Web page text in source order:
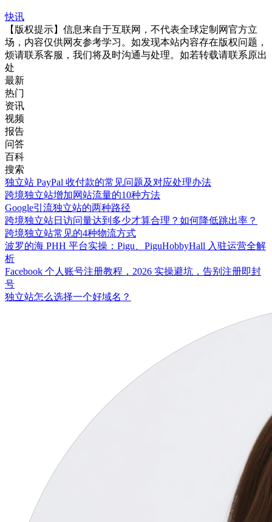
快讯
【版权提示】信息来自于互联网，不代表全球定制网官方立
场，内容仅供网友参考学习。如发现本站内容存在版权问题，
烦请联系客服，我们将及时沟通与处理。如若转载请联系原出
处
最新
热门
资讯
视频
报告
问答
百科
搜索
独立站 PayPal 收付款的常见问题及对应处理办法
跨境独立站增加网站流量的10种方法
Google引流独立站的两种路径
跨境独立站日访问量达到多少才算合理？如何降低跳出率？
跨境独立站常见的4种物流方式
波罗的海 PHH 平台实操：Pigu、PiguHobbyHall 入驻运营全解
析
Facebook 个人账号注册教程，2026 实操避坑，告别注册即封
号
独立站怎么选择一个好域名？